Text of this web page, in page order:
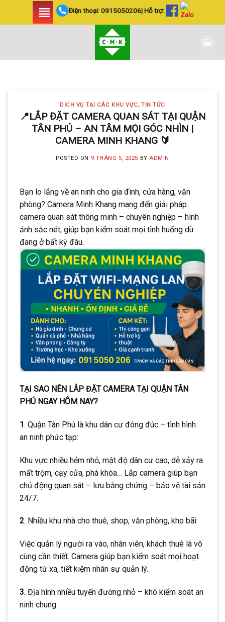
Điện thoại:0915050206| Hỗ trợ:
HUYỆN BÌNH CHÁNH
SIÊU AN NINH VÀ SIÊU
TIẾT KIỆM | CAMERA
MINH KHANG
Với hơn 5 năm kinh nghiệm, Camera
Minh Khang là đơn vị hàng đầu trong [...]
CONTINUE READING
DỊCH VỤ TẠI CÁC KHU VỰC,TIN TỨC
📍LẮP ĐẶT CAMERA QUAN SÁT TẠI QUẬN
TÂN PHÚ – AN TÂM MỌI GÓC NHÌN |
CAMERA MINH KHANG 🔰
POSTED ON 9 THÁNG 5, 2025 BY ADMIN
Bạn lo lắng về an ninh cho gia đình, cửa hàng, văn
phòng? Camera Minh Khang mang đến giải pháp
camera quan sát thông minh – chuyên nghiệp – hình
ảnh sắc nét, giúp bạn kiểm soát mọi tình huống dù
đang ở bất kỳ đâu.
TẠI SAO NÊN LẮP ĐẶT CAMERA TẠI QUẬN TÂN
PHÚ NGAY HÔM NAY?
1. Quận Tân Phú là khu dân cư đông đúc – tình hình
an ninh phức tạp:
Khu vực nhiều hẻm nhỏ, mật độ dân cư cao, dễ xảy ra
mất trộm, cạy cửa, phá khóa… Lắp camera giúp bạn
chủ động quan sát – lưu bằng chứng – bảo vệ tài sản
24/7.
2. Nhiều khu nhà cho thuê, shop, văn phòng, kho bãi:
Việc quản lý người ra vào, nhân viên, khách thuê là vô
cùng cần thiết. Camera giúp bạn kiểm soát mọi hoạt
động từ xa, tiết kiệm nhân sự quản lý.
3. Địa hình nhiều tuyến đường nhỏ – khó kiểm soát an
ninh chung: